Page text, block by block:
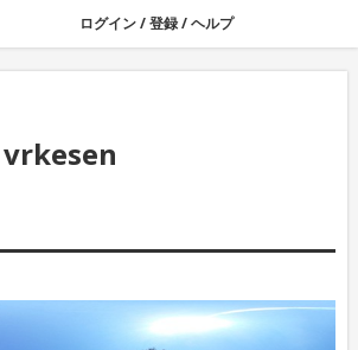
ログイン/登録/ヘルプ
vrkesen